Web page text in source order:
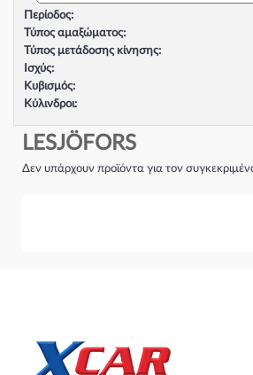
Περίοδος:
Τύπος αμαξώματος:
Τύπος μετάδοσης κίνησης:
Ισχύς:
Κυβισμός:
Κύλινδροι:
Τύπος κινητήρα:
LESJÖFORS
Δεν υπάρχουν προϊόντα για τον